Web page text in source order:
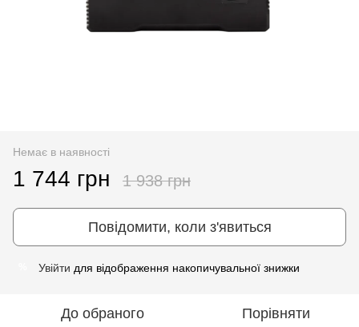
Немає в наявності
1 744 грн 1 938 грн
Повідомити, коли з'явиться
Увійти для відображення накопичувальної знижки
До обраного Порівняти